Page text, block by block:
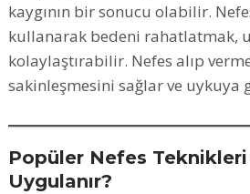
kaygının bir sonucu olabilir.
kullanarak bedeni rahatlatmak,
kolaylaştırabilir. Nefes alıp
sakinleşmesini sağlar ve uykuya
Popüler Nefes Teknikleri
Uygulanır?